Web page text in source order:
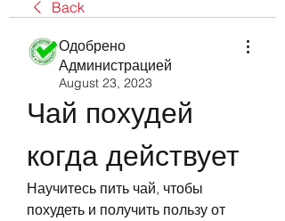
Back
Одобрено
Администрацией
August 23, 2023
Чай похудей
когда действует
Научитесь пить чай, чтобы
похудеть и получить пользу от